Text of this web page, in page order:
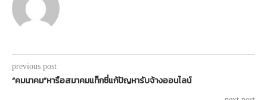
previous post
“คมนาคม”หารือสมาคมแท็กซี่แก้ปัญหารับจ้างออนไลน์